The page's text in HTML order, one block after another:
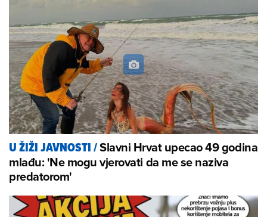
U ŽIŽI JAVNOSTI/Slavni Hrvat upecao 49 godina
mlađu: 'Ne mogu vjerovati da me se naziva
predatorom'